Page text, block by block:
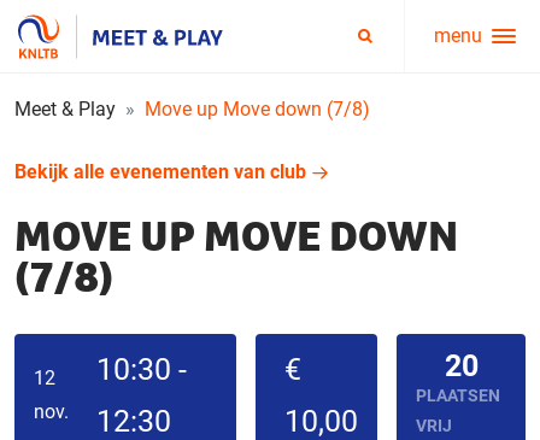
Service
menu
menu
Meet & Play Move up Move down (7/8)
Bekijk alle evenementen van club
MOVE UP MOVE DOWN
(7/8)
12
nov.
10:30 -
12:30
€
10,00
20
PLAATSEN
VRIJ